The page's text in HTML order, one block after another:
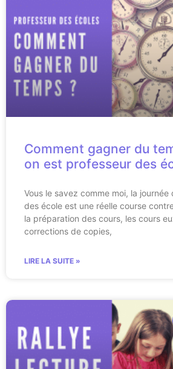
Comment gagner du
on est professeur des
Vous le savez comme moi, la journée
des école est une réelle course
la préparation des cours, les cours
corrections de copies,
LIRE LA SUITE »